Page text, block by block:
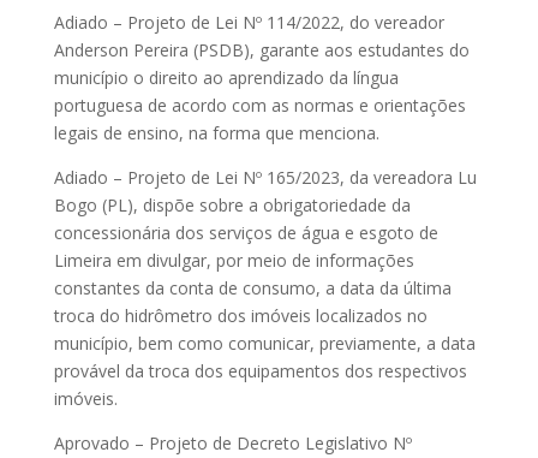
Adiado – Projeto de Lei Nº 114/2022, do vereador
Anderson Pereira (PSDB), garante aos estudantes do
município o direito ao aprendizado da língua
portuguesa de acordo com as normas e orientações
legais de ensino, na forma que menciona.
Adiado – Projeto de Lei Nº 165/2023, da vereadora Lu
Bogo (PL), dispõe sobre a obrigatoriedade da
concessionária dos serviços de água e esgoto de
Limeira em divulgar, por meio de informações
constantes da conta de consumo, a data da última
troca do hidrômetro dos imóveis localizados no
município, bem como comunicar, previamente, a data
provável da troca dos equipamentos dos respectivos
imóveis.
Aprovado – Projeto de Decreto Legislativo Nº